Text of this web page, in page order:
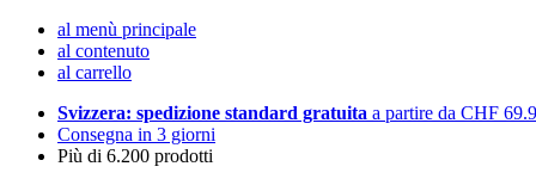
al menù principale
al contenuto
al carrello
Svizzera: spedizione standard gratuita a partire da CHF
Consegna in 3 giorni
Più di 6.200 prodotti